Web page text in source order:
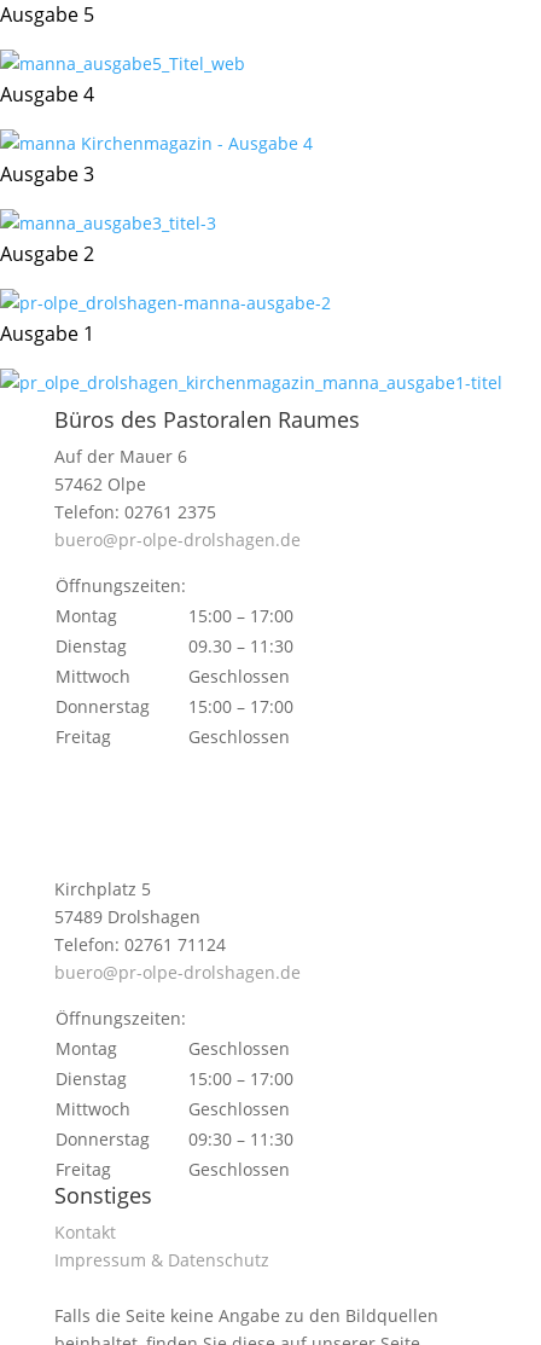
Ausgabe 5
Ausgabe 4
Ausgabe 3
Ausgabe 2
Ausgabe 1
Büros des Pastoralen Raumes
Auf der Mauer 6
57462 Olpe
Telefon: 02761 2375
buero@pr-olpe-drolshagen.de
Öffnungszeiten:
Montag
15:00 – 17:00
Dienstag
09.30 – 11:30
Mittwoch
Geschlossen
Donnerstag
15:00 – 17:00
Freitag
Geschlossen
Kirchplatz 5
57489 Drolshagen
Telefon: 02761 71124
buero@pr-olpe-drolshagen.de
Öffnungszeiten:
Montag
Geschlossen
Dienstag
15:00 – 17:00
Mittwoch
Geschlossen
Donnerstag
09:30 – 11:30
Freitag
Geschlossen
Sonstiges
Kontakt
Impressum & Datenschutz
Falls die Seite keine Angabe zu den Bildquellen